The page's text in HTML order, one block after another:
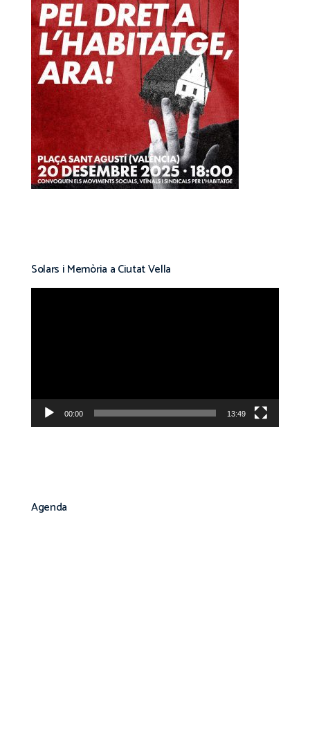
Solars i Memòria a Ciutat Vella
00:00 13:49
Agenda